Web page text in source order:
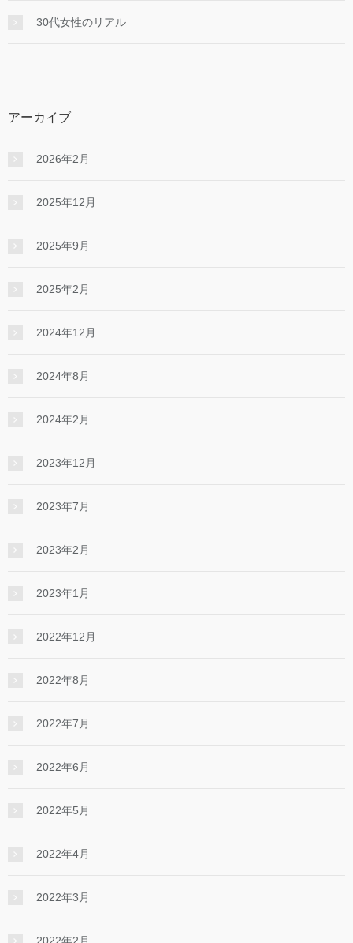
30代女性のリアル
アーカイブ
2026年2月
2025年12月
2025年9月
2025年2月
2024年12月
2024年8月
2024年2月
2023年12月
2023年7月
2023年2月
2023年1月
2022年12月
2022年8月
2022年7月
2022年6月
2022年5月
2022年4月
2022年3月